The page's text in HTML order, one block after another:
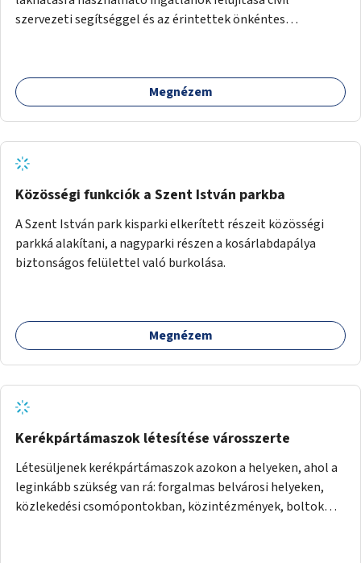
szervezeti segítséggel és az érintettek önkéntes
Megnézem
Közösségi funkciók a Szent István parkba
A Szent István park kisparki elkerített részeit közösségi
parkká alakítani, a nagyparki részen a kosárlabdapálya
biztonságos felülettel való burkolása.
Megnézem
Kerékpártámaszok létesítése városszerte
Létesüljenek kerékpártámaszok azokon a helyeken, ahol a
leginkább szükség van rá: forgalmas belvárosi helyeken,
közlekedési csomópontokban, közintézmények, boltok